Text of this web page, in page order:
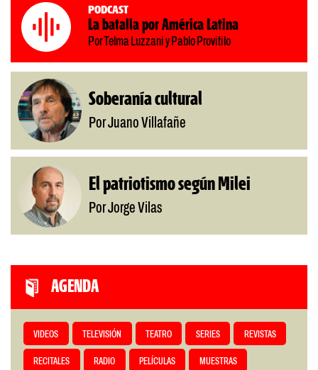
Podcast
La batalla por América Latina
Por Telma Luzzani y Pablo Provitilo
Soberanía cultural
Por Juano Villafañe
El patriotismo según Milei
Por Jorge Vilas
AGENDA
VIDEOS TELEVISIÓN TEATRO SERIES REVISTAS
RECITALES RADIO PELÍCULAS MUESTRAS